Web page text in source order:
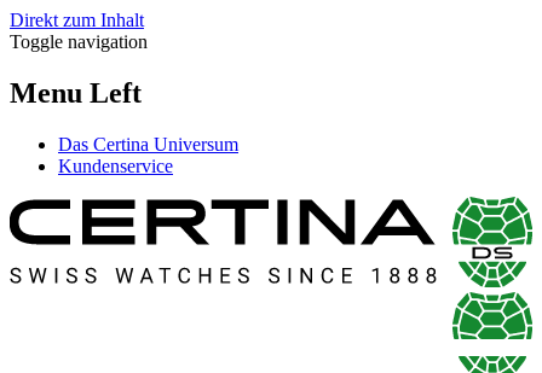
Direkt zum Inhalt
Toggle navigation
Menu Left
Das Certina Universum
Kundenservice